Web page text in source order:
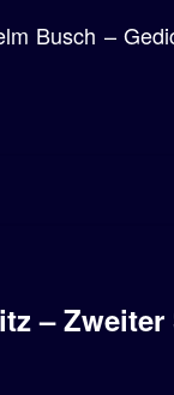
Busch –
–